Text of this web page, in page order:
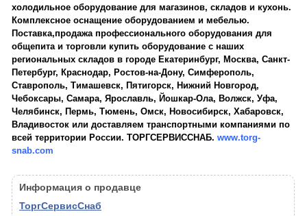
холодильное оборудование для магазинов, складов и кухонь.
Комплексное оснащение оборудованием и мебелью.
Поставка,продажа профессионального оборудования для
общепита и торговли купить оборудование с наших
региональных складов в городе Екатеринбург, Москва, Санкт-
Петербург, Краснодар, Ростов-на-Дону, Симферополь,
Ставрополь, Тимашевск, Пятигорск, Нижний Новгород,
Чебоксары, Самара, Ярославль, Йошкар-Ола, Волжск, Уфа,
Челябинск, Пермь, Тюмень, Омск, Новосибирск, Хабаровск,
Владивосток или доставляем транспортными компаниями по
всей территории России. ТОРГСЕРВИССНАБ. www.torg-
snab.com
Информация о продавце
ТоргСервисСнаб